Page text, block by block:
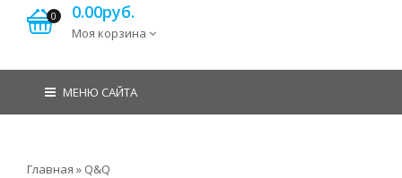
0 0.00руб.
Моя корзина
МЕНЮ САЙТА
Главная » Q&Q